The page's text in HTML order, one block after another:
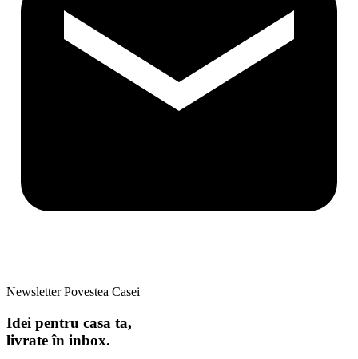
Newsletter Povestea Casei
Idei pentru casa ta,
livrate în inbox.